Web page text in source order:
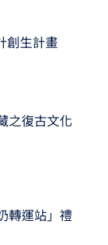
創生計畫
之復古文化
轉運站」禮